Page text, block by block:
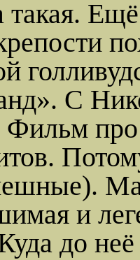
такая.
». С
Фильм
и
до